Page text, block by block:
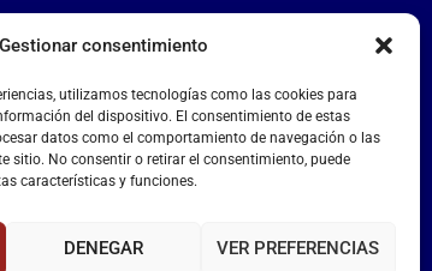
Gestionar consentimiento
utilizamos tecnologías como las cookies para
del dispositivo. El consentimiento de estas
datos como el comportamiento de navegación o las
sitio. No consentir o retirar el consentimiento, puede
características y funciones.
DENEGAR VER PREFERENCIAS